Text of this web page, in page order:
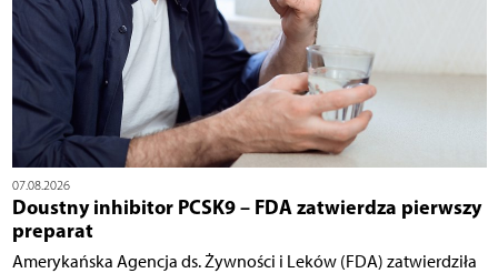
07.08.2026
Doustny inhibitor PCSK9 – FDA zatwierdza pierwszy
preparat
Amerykańska Agencja ds. Żywności i Leków (FDA) zatwierdziła